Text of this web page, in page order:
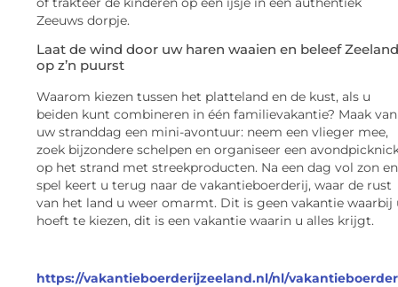
Zeeuws dorpje.
Laat de wind door uw haren waaien en beleef Zeeland
op z’n puurst
Waarom kiezen tussen het platteland en de kust, als u
beiden kunt combineren in één familievakantie? Maak van
uw stranddag een mini-avontuur: neem een vlieger mee,
zoek bijzondere schelpen en organiseer een
op het strand met streekproducten. Na een dag vol zon en
spel keert u terug naar de vakantieboerderij, waar de rust
van het land u weer omarmt. Dit is geen vakantie waarbij
hoeft te kiezen, dit is een vakantie waarin u alles krijgt.
https://vakantieboerderijzeeland.nl/nl/